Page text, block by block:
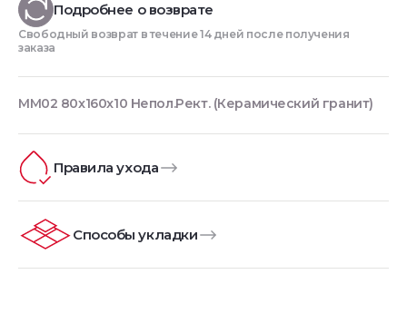
Подробнее о возврате
Свободный возврат в течение 14 дней после получения
заказа
MM02 80x160x10 Непол.Рект. (Керамический гранит)
Правила ухода
Способы укладки